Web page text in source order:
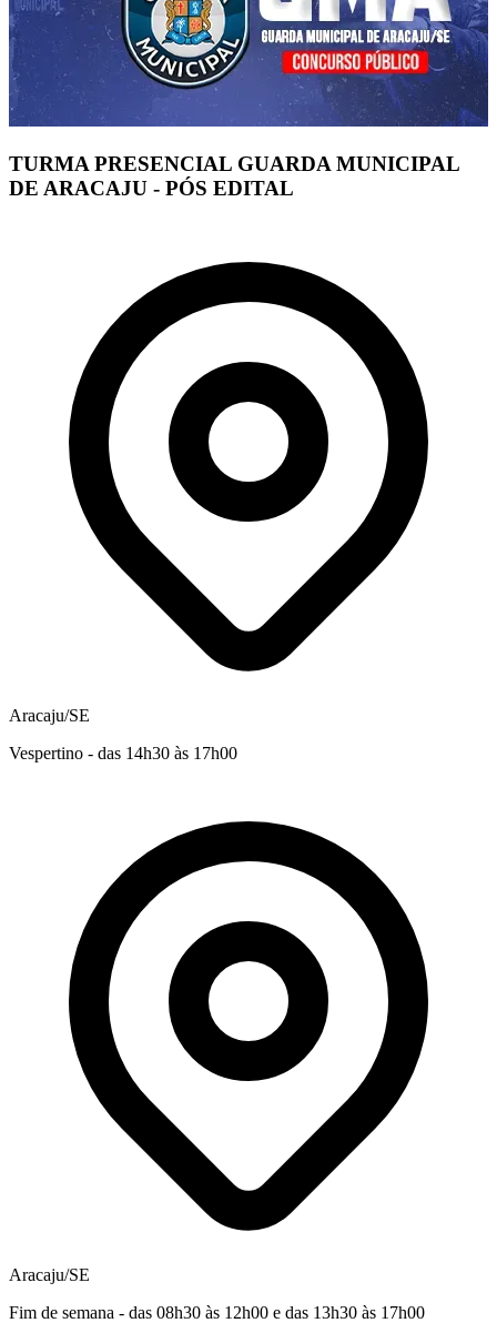
TURMA PRESENCIAL GUARDA MUNICIPAL
DE ARACAJU - PÓS EDITAL
Aracaju/SE
Vespertino - das 14h30 às 17h00
Aracaju/SE
Fim de semana - das 08h30 às 12h00 e das 13h30 às 17h00